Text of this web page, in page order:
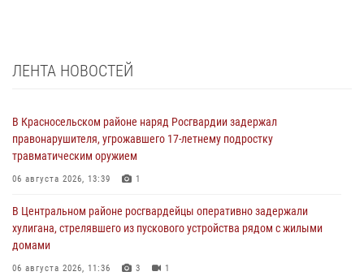
ЛЕНТА НОВОСТЕЙ
В Красносельском районе наряд Росгвардии задержал
правонарушителя, угрожавшего 17-летнему подростку
травматическим оружием
06 августа 2026, 13:39 1
В Центральном районе росгвардейцы оперативно задержали
хулигана, стрелявшего из пускового устройства рядом с жилыми
домами
06 августа 2026, 11:36 3 1